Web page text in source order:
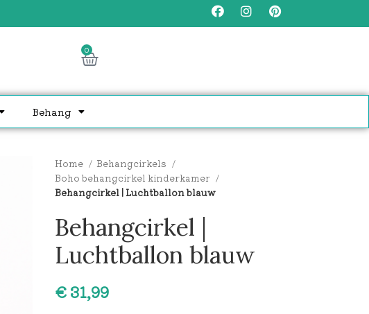
0
Behang
Home
Behangcirkels
Boho behangcirkel kinderkamer
Behangcirkel | Luchtballon blauw
Behangcirkel |
Luchtballon blauw
€